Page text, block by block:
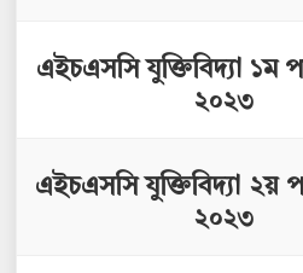
এইচএসসি যুক্তিবিদ্যা ১ম
২০২৩
এইচএসসি যুক্তিবিদ্যা ২য়
২০২৩